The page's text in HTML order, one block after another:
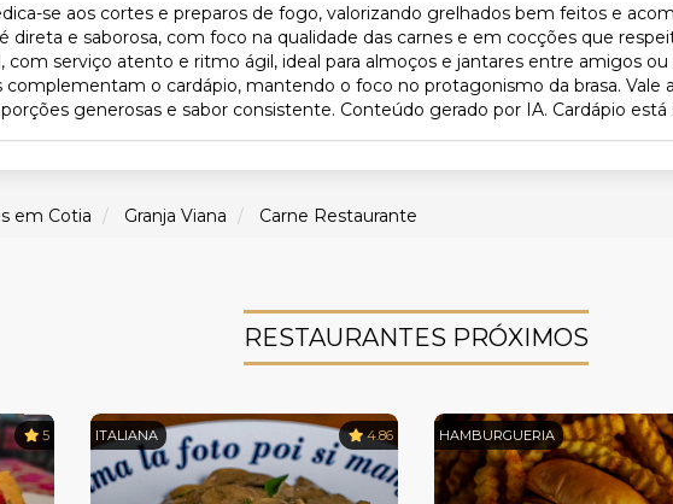
se aos cortes e preparos de fogo, valorizando grelhados bem feitos e
direta e saborosa, com foco na qualidade das carnes e em cocções que
com serviço atento e ritmo ágil, ideal para almoços e jantares entre amigos
complementam o cardápio, mantendo o foco no protagonismo da brasa. Vale
generosas e sabor consistente. Conteúdo gerado por IA. Cardápio
em Cotia Granja Viana Carne Restaurante
RESTAURANTES PRÓXIMOS
5 ITALIANA 4.86 HAMBURGUERIA